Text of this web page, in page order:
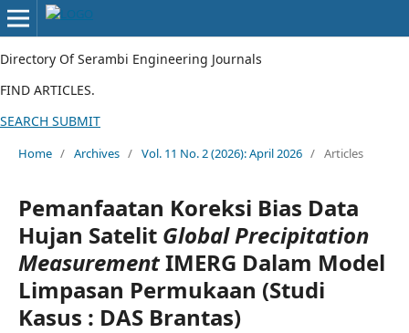
Directory Of Serambi Engineering Journals
FIND ARTICLES.
SEARCH SUBMIT
Home / Archives / Vol. 11 No. 2 (2026): April 2026 / Articles
Pemanfaatan Koreksi Bias Data
Hujan Satelit Global Precipitation
MeasurementIMERG Dalam Model
Limpasan Permukaan (Studi
Kasus : DAS Brantas)